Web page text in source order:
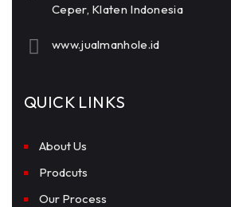
Ceper, Klaten Indonesia
www.jualmanhole.id
QUICK LINKS
About Us
Prodcuts
Our Process